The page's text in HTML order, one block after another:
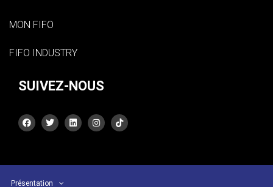
MON FIFO
FIFO INDUSTRY
SUIVEZ-NOUS
Présentation